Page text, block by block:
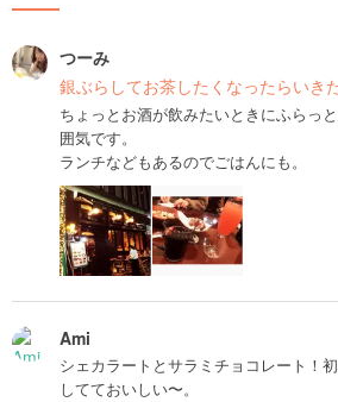
つーみ
銀ぶらしてお茶したくなったらいき
ちょっとお酒が飲みたいときにふらっ
囲気です。
ランチなどもあるのでごはんにも。
Ami
シェカラートとサラミチョコレート！
してておいしい〜。